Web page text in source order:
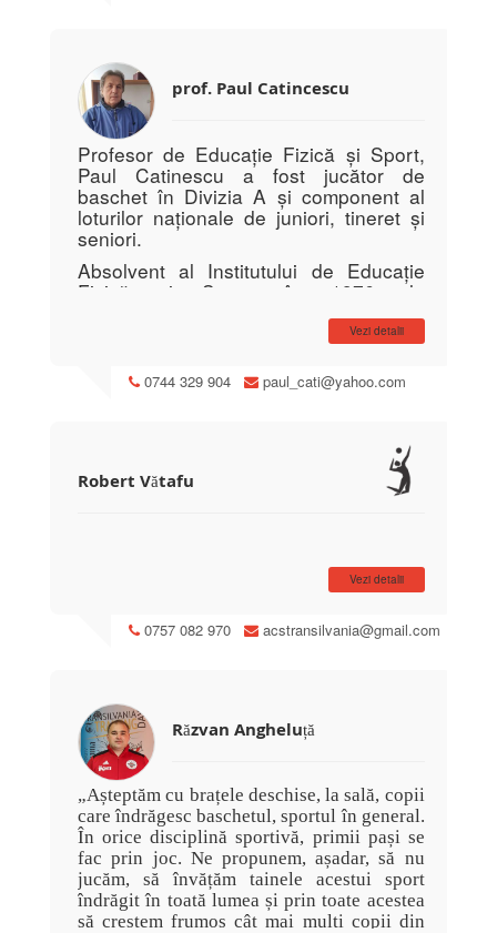
prof. Paul Catincescu
Profesor de Educație Fizică și Sport,
Paul Catinescu a fost jucător de
baschet în Divizia A și component al
loturilor naționale de juniori, tineret și
seniori.
Absolvent al Institutului de Educație
Fizică și Sport, în 1976, la
Universitatea din București, Paul are
mai bine de 30 de ani de experiență în
baschetul de performanță.
numeroase calificari la turneele finale
la juniori I, junioare II si juniori III.
A fost antrenor al echipei de Divizia B,
Județene de Baschet Brașov, dar și al
Vezi detalii
0744 329 904 paul_cati@yahoo.com
Robert Vătafu
Vezi detalii
0757 082 970 acstransilvania@gmail.com
Răzvan Angheluță
„Așteptăm cu brațele deschise, la sală, copii
care îndrăgesc baschetul, sportul în general.
În orice disciplină sportivă, primii pași se
fac prin joc. Ne propunem, așadar, să nu
jucăm, să învățăm tainele acestui sport
îndrăgit în toată lumea și prin toate acestea
să creștem frumos cât mai mulți copii din